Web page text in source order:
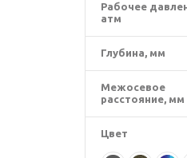
Рабочее
атм
Глубина, мм
Межосевое
расстояние, мм
Цвет